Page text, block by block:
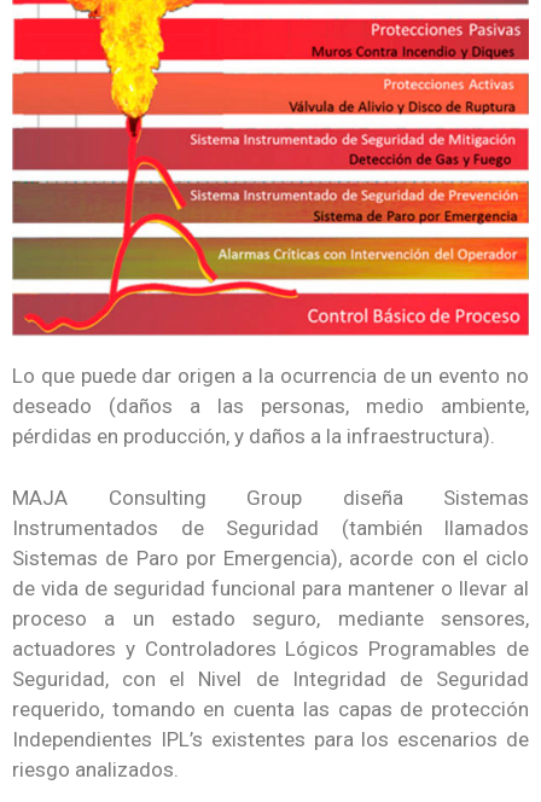
Lo que puede dar origen a la ocurrencia de un evento no
deseado (daños a las personas, medio ambiente,
pérdidas en producción, y daños a la infraestructura).
MAJA Consulting Group diseña Sistemas
Instrumentados de Seguridad (también llamados
Sistemas de Paro por Emergencia), acorde con el ciclo
de vida de seguridad funcional para mantener o llevar al
proceso a un estado seguro, mediante sensores,
actuadores y Controladores Lógicos Programables de
Seguridad, con el Nivel de Integridad de Seguridad
requerido, tomando en cuenta las capas de protección
Independientes IPL’s existentes para los escenarios de
riesgo analizados.